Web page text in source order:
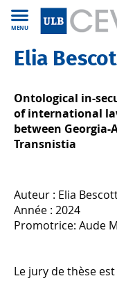
MENU
CEVIPOL FR
Elia
Ontological in-
of international
between Georgia-
Transnistia
Auteur : Elia
Année : 2024
Promotrice: Aude
Le jury de thèse